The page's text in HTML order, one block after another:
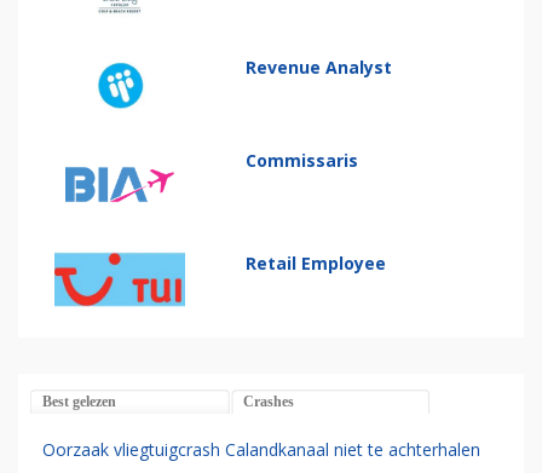
Revenue Analyst
Commissaris
Retail Employee
Best gelezen Crashes
Oorzaak vliegtuigcrash Calandkanaal niet te achterhalen